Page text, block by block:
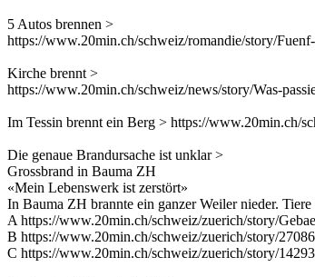
5 Autos brennen >
https://www.20min.ch/schweiz/romandie/story/
Kirche brennt >
https://www.20min.ch/schweiz/news/story/Was-
Im Tessin brennt ein Berg > https://www.20min.ch/
Die genaue Brandursache ist unklar >
Grossbrand in Bauma ZH
«Mein Lebenswerk ist zerstört»
In Bauma ZH brannte ein ganzer Weiler nieder.
A https://www.20min.ch/schweiz/zuerich/story/
B https://www.20min.ch/schweiz/zuerich/story/
C https://www.20min.ch/schweiz/zuerich/story/